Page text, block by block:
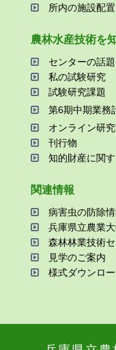
所内の施設配置
農林⽔産技術を
センターの話題
私の試験研究
試験研究課題
第6期中期業務
オンライン研
刊⾏物
知的財産に関
関連情報
病害⾍の防除
兵庫県⽴農業
森林林業技術
⾒学のご案内
様式ダウンロー